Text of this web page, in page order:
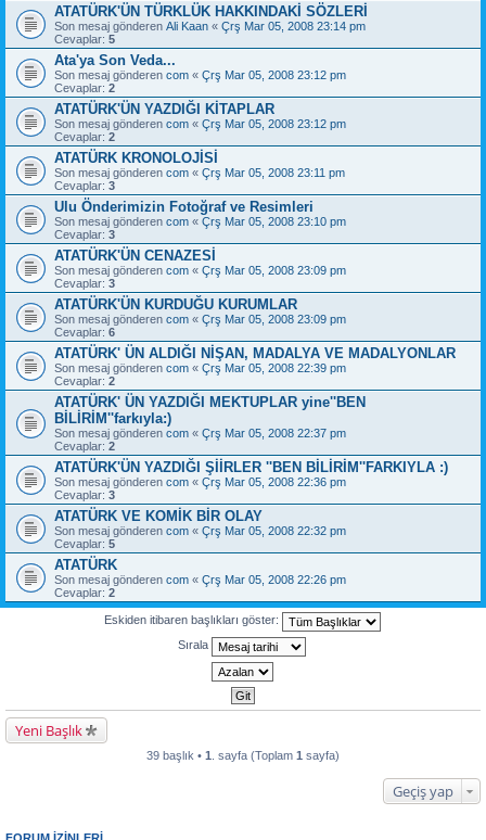
ATATÜRK'ÜN TÜRKLÜK HAKKINDAKİ SÖZLERİ
Son mesaj gönderen Ali Kaan « Çrş Mar 05, 2008 23:14 pm
Cevaplar: 5
Ata'ya Son Veda...
Son mesaj gönderen com « Çrş Mar 05, 2008 23:12 pm
Cevaplar: 2
ATATÜRK'ÜN YAZDIĞI KİTAPLAR
Son mesaj gönderen com « Çrş Mar 05, 2008 23:12 pm
Cevaplar: 2
ATATÜRK KRONOLOJİSİ
Son mesaj gönderen com « Çrş Mar 05, 2008 23:11 pm
Cevaplar: 3
Ulu Önderimizin Fotoğraf ve Resimleri
Son mesaj gönderen com « Çrş Mar 05, 2008 23:10 pm
Cevaplar: 3
ATATÜRK'ÜN CENAZESİ
Son mesaj gönderen com « Çrş Mar 05, 2008 23:09 pm
Cevaplar: 3
ATATÜRK'ÜN KURDUĞU KURUMLAR
Son mesaj gönderen com « Çrş Mar 05, 2008 23:09 pm
Cevaplar: 6
ATATÜRK' ÜN ALDIĞI NİŞAN, MADALYA VE MADALYONLAR
Son mesaj gönderen com « Çrş Mar 05, 2008 22:39 pm
Cevaplar: 2
ATATÜRK' ÜN YAZDIĞI MEKTUPLAR yine''BEN
BİLİRİM''farkıyla:)
Son mesaj gönderen com « Çrş Mar 05, 2008 22:37 pm
Cevaplar: 2
ATATÜRK'ÜN YAZDIĞI ŞİİRLER ''BEN BİLİRİM''FARKIYLA :)
Son mesaj gönderen com « Çrş Mar 05, 2008 22:36 pm
Cevaplar: 3
ATATÜRK VE KOMİK BİR OLAY
Son mesaj gönderen com « Çrş Mar 05, 2008 22:32 pm
Cevaplar: 5
ATATÜRK
Son mesaj gönderen com « Çrş Mar 05, 2008 22:26 pm
Cevaplar: 2
Eskiden itibaren başlıkları göster:
Sırala
Yeni Başlık
39 başlık • 1 . sayfa (Toplam 1 sayfa)
Geçiş yap
FORUM IZINLERI